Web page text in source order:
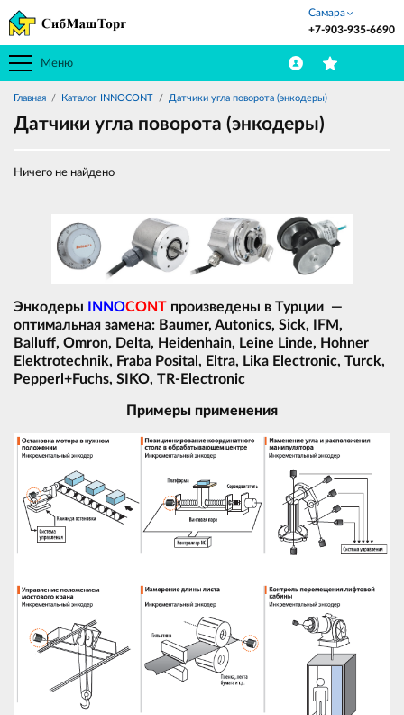
Меню
Самара
+7-903-935-6690
Главная Каталог INNOCONT Датчики угла поворота (энкодеры)
Датчики угла поворота (энкодеры)
Ничего не найдено
Энкодеры INNOCONT произведены в Турции —
оптимальная замена: Baumer, Autonics, Sick, IFM,
Balluff, Omron, Delta, Heidenhain, Leine Linde, Hohner
Elektrotechnik, Fraba Posital, Eltra, Lika Electronic, Turck,
Pepperl+Fuchs, SIKO, TR-Electronic
Примеры применения